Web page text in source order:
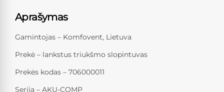
Aprašymas
Gamintojas – Komfovent, Lietuva
Prekė – lankstus triukšmo slopintuvas
Prekės kodas – 706000011
Serija – AKU-COMP